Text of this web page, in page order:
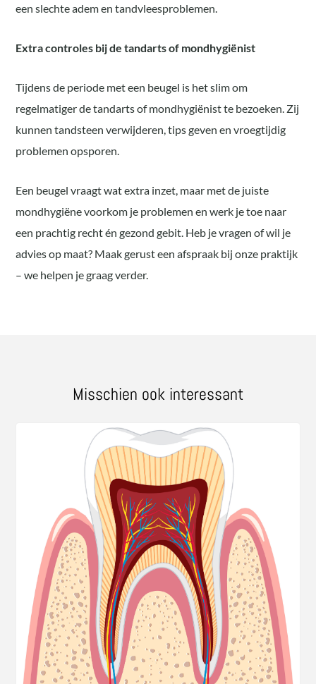
een slechte adem en tandvleesproblemen.
Extra controles bij de tandarts of mondhygiënist
Tijdens de periode met een beugel is het slim om
regelmatiger de tandarts of mondhygiënist te bezoeken. Zij
kunnen tandsteen verwijderen, tips geven en vroegtijdig
problemen opsporen.
Een beugel vraagt wat extra inzet, maar met de juiste
mondhygiëne voorkom je problemen en werk je toe naar
een prachtig recht én gezond gebit. Heb je vragen of wil je
advies op maat? Maak gerust een afspraak bij onze praktijk
– we helpen je graag verder.
Misschien ook interessant